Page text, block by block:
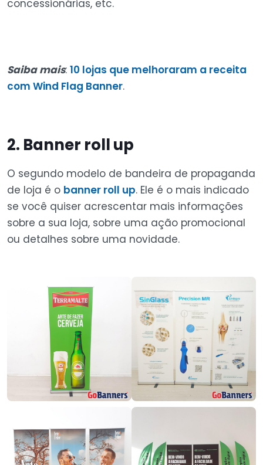
concessionárias, etc.
Saiba mais: 10 lojas que melhoraram a receita
com Wind Flag Banner.
2. Banner roll up
O segundo modelo de bandeira de propaganda
de loja é o banner roll up. Ele é o mais indicado
se você quiser acrescentar mais informações
sobre a sua loja, sobre uma ação promocional
ou detalhes sobre uma novidade.